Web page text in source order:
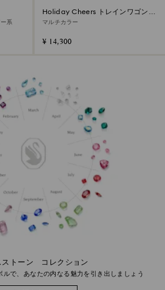
ストーン コレクション
ルで、あなたの内なる魅力を引き出しましょう
系
Holiday Cheers トレインワゴン
2026年度限定生産品
マルチカラー
¥ 14,300